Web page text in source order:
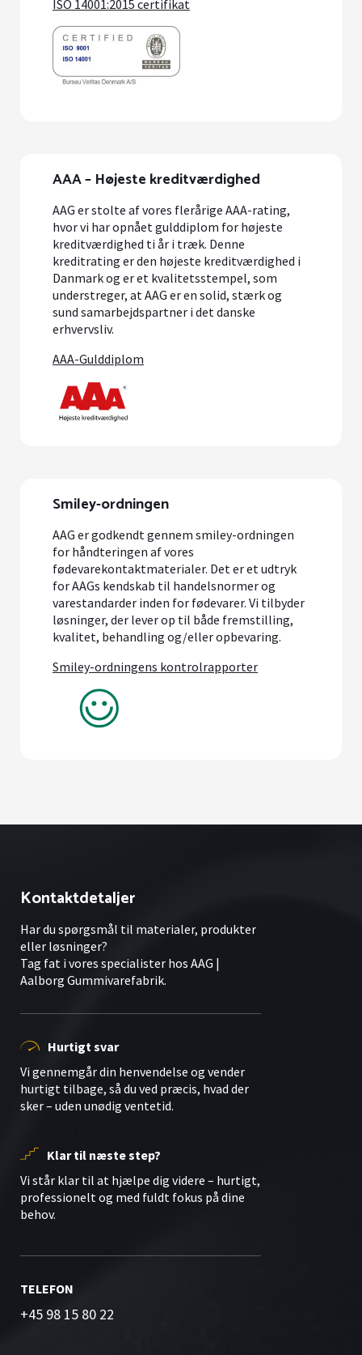
ISO 14001:2015 certifikat
AAA – Højeste kreditværdighed
AAG er stolte af vores flerårige AAA-rating,
hvor vi har opnået gulddiplom for højeste
kreditværdighed ti år i træk. Denne
kreditrating er den højeste kreditværdighed i
Danmark og er et kvalitetsstempel, som
understreger, at AAG er en solid, stærk og
sund samarbejdspartner i det danske
erhvervsliv.
AAA-Gulddiplom
Smiley-ordningen
AAG er godkendt gennem smiley-ordningen
for håndteringen af vores
fødevarekontaktmaterialer. Det er et udtryk
for AAGs kendskab til handelsnormer og
varestandarder inden for fødevarer. Vi tilbyder
løsninger, der lever op til både fremstilling,
kvalitet, behandling og/eller opbevaring.
Smiley-ordningens kontrolrapporter
Kontaktdetaljer
Har du spørgsmål til materialer, produkter
eller løsninger?
Tag fat i vores specialister hos AAG |
Aalborg Gummivarefabrik.
Hurtigt svar
Vi gennemgår din henvendelse og vender
hurtigt tilbage, så du ved præcis, hvad der
sker – uden unødig ventetid.
Klar til næste step?
Vi står klar til at hjælpe dig videre – hurtigt,
professionelt og med fuldt fokus på dine
behov.
TELEFON
+45 98 15 80 22